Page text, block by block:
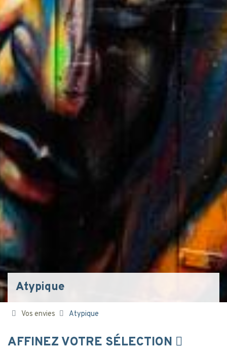
Atypique
Vos envies Atypique
AFFINEZ VOTRE SÉLECTION